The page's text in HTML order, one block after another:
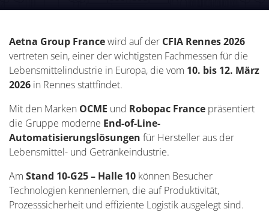
Aetna Group Francewird auf der CFIA Rennes 2026
vertreten sein, einer der wichtigsten Fachmessen für die
Lebensmittelindustrie in Europa, die vom 10. bis 12. März
2026 in Rennes stattfindet.
Mit den Marken OCME und Robopac France präsentiert
die Gruppe moderne End-of-Line-
Automatisierungslösungen für Hersteller aus der
Lebensmittel- und Getränkeindustrie.
Am Stand 10-G25 – Halle 10 können Besucher
Technologien kennenlernen, die auf Produktivität,
Prozesssicherheit und effiziente Logistik ausgelegt sind.